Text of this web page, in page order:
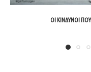
ΟΙ ΚΊΝΔΥΝΟΙ